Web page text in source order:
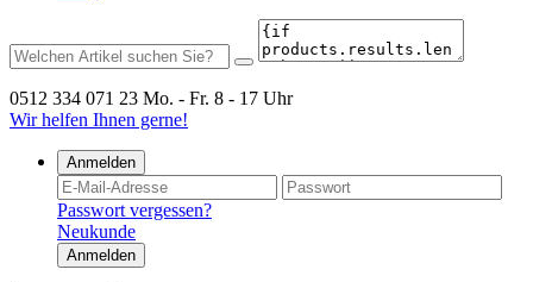
0512 334 071 23 Mo. - Fr. 8 - 17 Uhr
Wir helfen Ihnen gerne!
Anmelden
Passwort vergessen?
Neukunde
Anmelden